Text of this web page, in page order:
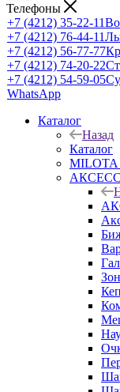
Телефоны
+7 (4212) 35-22-11
+7 (4212) 76-44-11
+7 (4212) 56-77-77
+7 (4212) 74-20-22
+7 (4212) 54-59-05
WhatsApp
Каталог
Назад
Каталог
MILOTA